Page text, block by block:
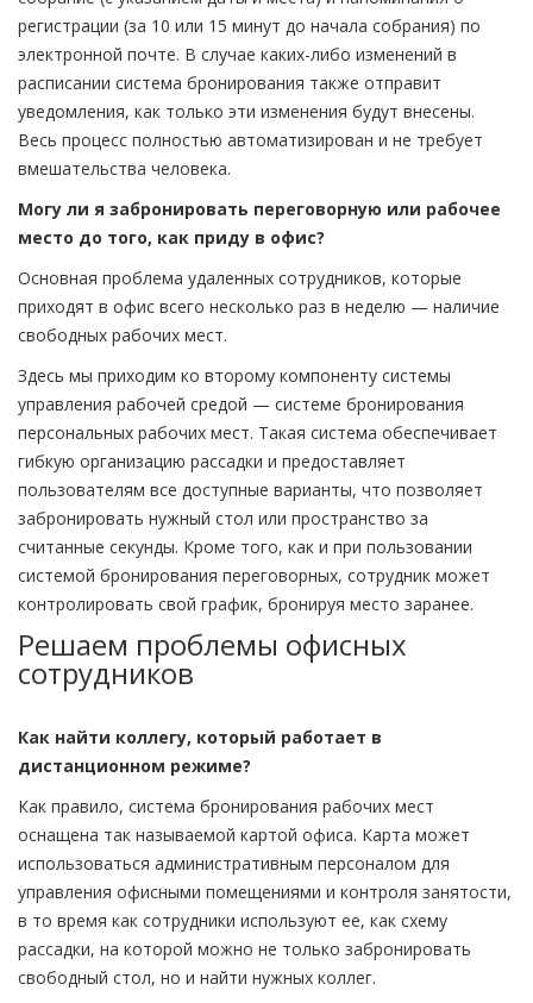
регистрации (за 10 или 15 минут до начала собрания) по
электронной почте. В случае каких-либо изменений в
расписании система бронирования также отправит
уведомления, как только эти изменения будут внесены.
Весь процесс полностью автоматизирован и не требует
вмешательства человека.
Могу ли я забронировать переговорную или рабочее
место до того, как приду в офис?
Основная проблема удаленных сотрудников, которые
приходят в офис всего несколько раз в неделю — наличие
свободных рабочих мест.
Здесь мы приходим ко второму компоненту системы
управления рабочей средой — системе бронирования
персональных рабочих мест. Такая система обеспечивает
гибкую организацию рассадки и предоставляет
пользователям все доступные варианты, что позволяет
забронировать нужный стол или пространство за
считанные секунды. Кроме того, как и при пользовании
системой бронирования переговорных, сотрудник может
контролировать свой график, бронируя место заранее.
Решаем проблемы офисных
сотрудников
Как найти коллегу, который работает в
дистанционном режиме?
Как правило, система бронирования рабочих мест
оснащена так называемой картой офиса. Карта может
использоваться административным персоналом для
управления офисными помещениями и контроля занятости,
в то время как сотрудники используют ее, как схему
рассадки, на которой можно не только забронировать
свободный стол, но и найти нужных коллег.